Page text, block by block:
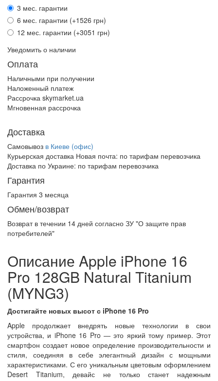
3 мес. гарантии
6 мес. гарантии (+1526 грн)
12 мес. гарантии (+3051 грн)
Уведомить о наличии
Оплата
Наличными при получении
Наложенный платеж
Рассрочка skymarket.ua
Мгновенная рассрочка
Доставка
Самовывоз в Киеве (офис)
Курьерская доставка Новая почта: по тарифам перевозчика
Доставка по Украине: по тарифам перевозчика
Гарантия
Гарантия 3 месяца
Обмен/возврат
Возврат в течении 14 дней согласно ЗУ "О защите прав
потребителей"
Описание Apple iPhone 16
Pro 128GB Natural Titanium
(MYNG3)
Достигайте новых высот с iPhone 16 Pro
Apple продолжает внедрять новые технологии в свои
устройства, и iPhone 16 Pro — это яркий тому пример. Этот
смартфон создает новое определение производительности и
стиля, соединяя в себе элегантный дизайн с мощными
характеристиками. С его уникальным цветовым оформлением
Desert Titanium, девайс не только станет надежным